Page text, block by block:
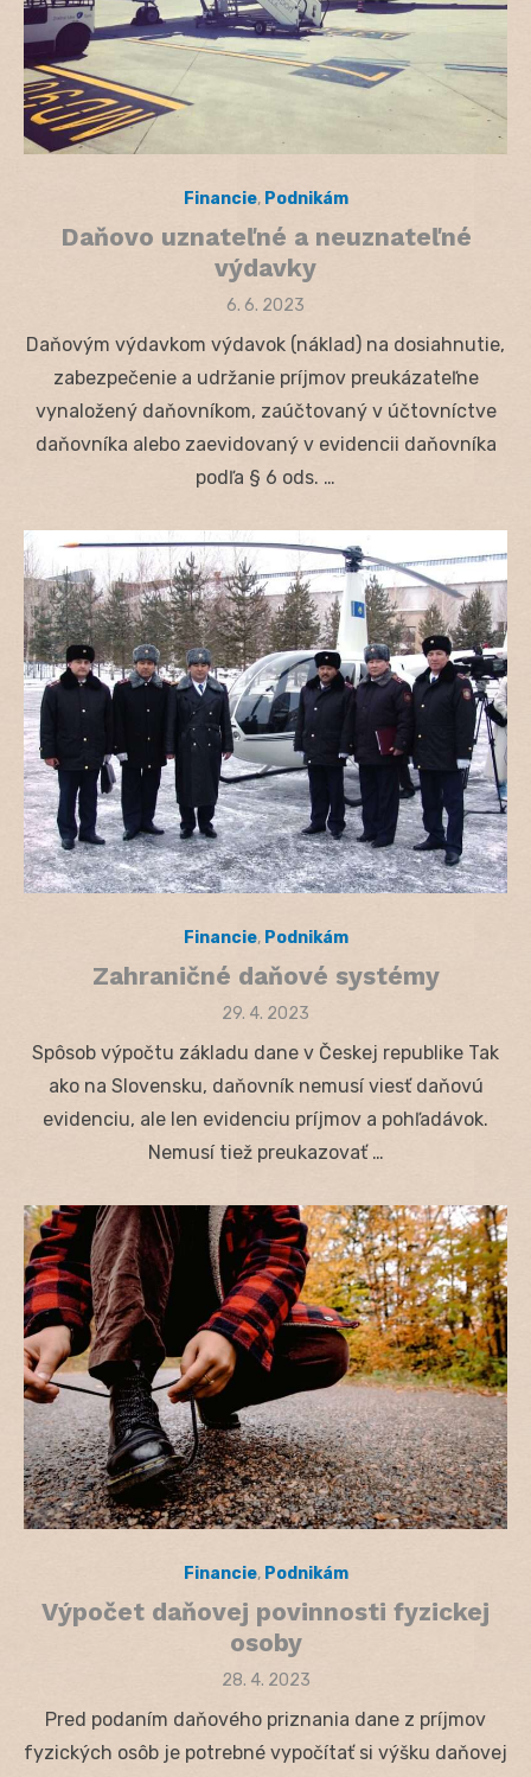
Financie, Podnikám
Daňovo uznateľné a neuznateľné
výdavky
Posted
6. 6. 2023
Daňovým výdavkom výdavok (náklad) na dosiahnutie,
zabezpečenie a udržanie príjmov preukázateľne
vynaložený daňovníkom, zaúčtovaný v účtovníctve
daňovníka alebo zaevidovaný v evidencii daňovníka
podľa § 6 ods. …
Financie, Podnikám
Zahraničné daňové systémy
Posted
29. 4. 2023
Spôsob výpočtu základu dane v Českej republike Tak
ako na Slovensku, daňovník nemusí viesť daňovú
evidenciu, ale len evidenciu príjmov a pohľadávok.
Nemusí tiež preukazovať …
Financie, Podnikám
Výpočet daňovej povinnosti fyzickej
osoby
Posted
28. 4. 2023
Pred podaním daňového priznania dane z príjmov
fyzických osôb je potrebné vypočítať si výšku daňovej